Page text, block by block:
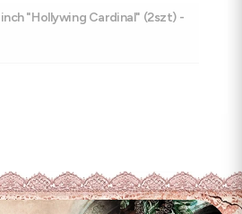
"Hollywing Cardinal" (2szt) -